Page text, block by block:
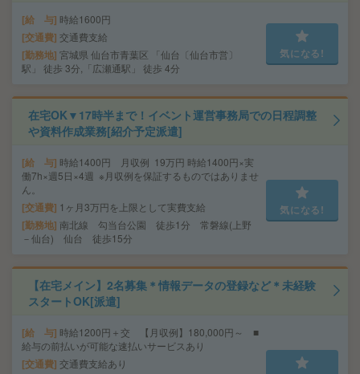
給 与 時給1600円
交通費 交通費支給
勤務地 宮城県 仙台市青葉区 「仙台〔仙台市営〕
駅」 徒歩 3分,「広瀬通駅」 徒歩 4分
気になる!
在宅OK▼17時半まで！イベント運営事務局での日程調整
や資料作成業務[紹介予定派遣]
給 与 時給1400円 月収例 19万円 時給1400円×実
働7h×週5日×4週 ※月収例を保証するものではありませ
ん。
交通費 1ヶ月3万円を上限として実費支給
勤務地 南北線 勾当台公園 徒歩1分 常磐線(上野
－仙台) 仙台 徒歩15分
気になる!
【在宅メイン】2名募集＊情報データの登録など＊未経験
スタートOK[派遣]
給 与 時給1200円＋交 【月収例】180,000円～ ■
給与の前払いが可能な速払いサービスあり
交通費 交通費支給あり